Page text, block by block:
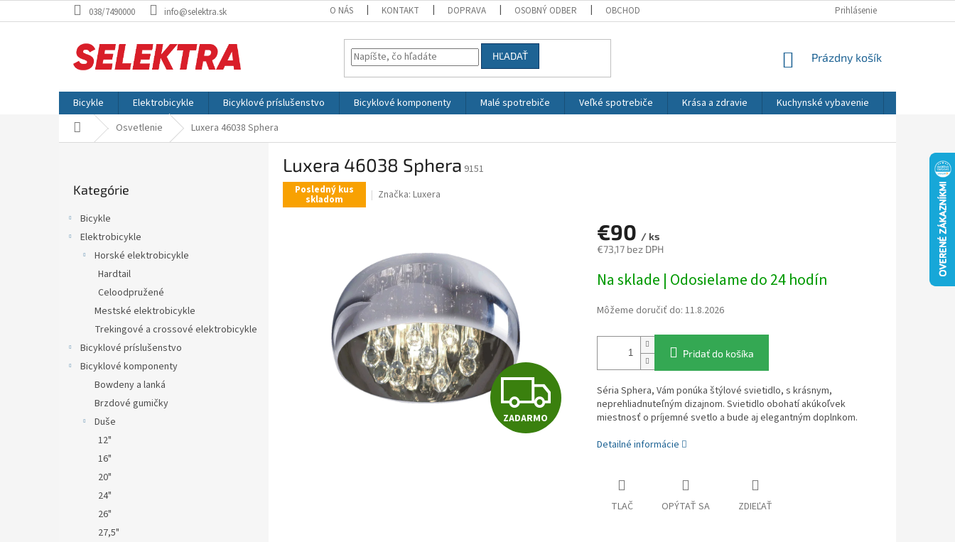
na
038/7490000 info@selektra.sk O NÁS KONTAKT DOPRAVA OSOBNÝ ODBER OBCHODNÉ PODMIENKY OCHRANA OSOBNÝCH ÚDAJOV REKLAMÁCIE
Prihlásenie
HĽADAŤ
NÁKUPNÝ
Prázdny košík
Bicykle Elektrobicykle Bicyklové príslušenstvo Bicyklové komponenty Malé spotrebiče Veľké spotrebiče Krása a zdravie Kuchynské vybavenie
Domov Osvetlenie Luxera 46038 Sphera
kategórie
Kategórie
Bicykle
Elektrobicykle
Horské elektrobicykle
Hardtail
Celoodpružené
Mestské elektrobicykle
Trekingové a crossové elektrobicykle
Bicyklové príslušenstvo
Bicyklové komponenty
Bowdeny a lanká
Brzdové gumičky
Duše
12"
16"
20"
24"
26"
27,5"
Luxera 46038 Sphera 9151
Posledný kus
skladom Značka: Luxera
Z
A
ZADARMO
€90 / ks
€73,17 bez DPH
cena:
Na sklade | Odosielame do 24 hodín
Môžeme doručiť do: 11.8.2026
Pridať do košíka
Séria Sphera, Vám ponúka štýlové svietidlo, s krásnym,
neprehliadnuteľným dizajnom. Svietidlo obohatí akúkoľvek
miestnosť o príjemné svetlo a bude aj elegantným doplnkom.
Detailné informácie
TLAČ OPÝTAŤ SA ZDIEĽAŤ